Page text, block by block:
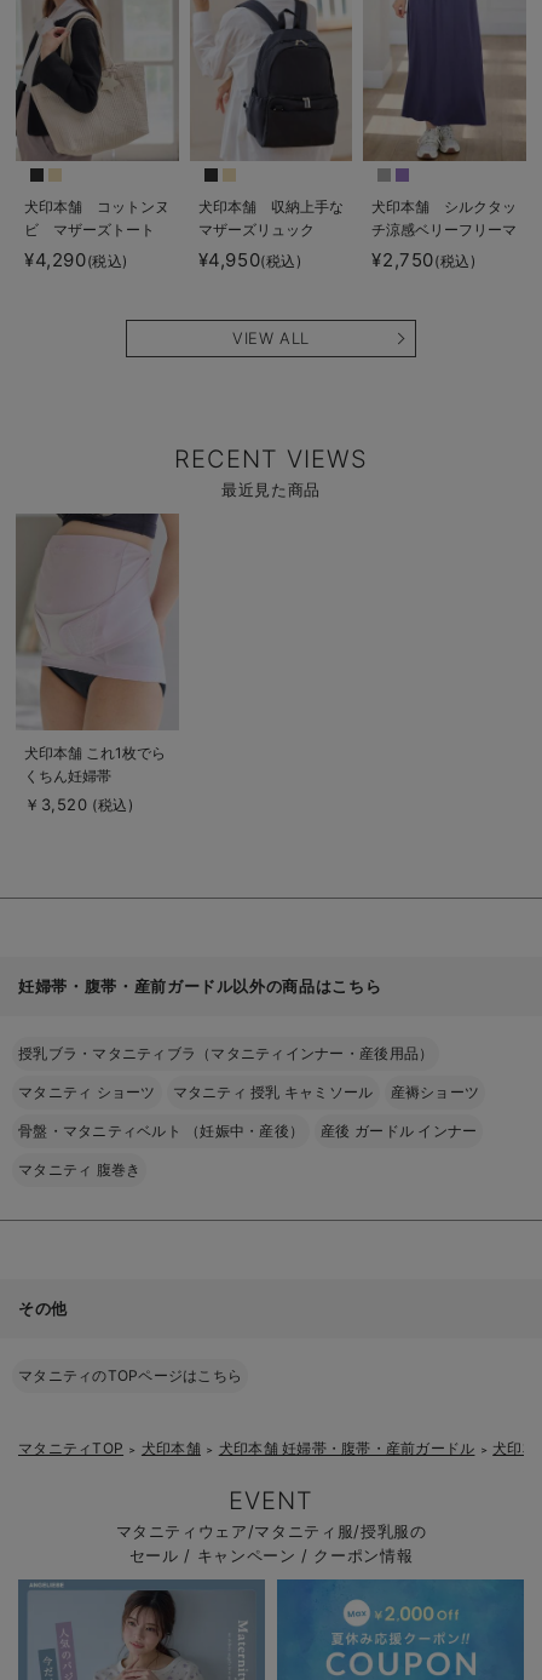
犬印本舗 コットンヌ
ビ マザーズトート
ポーチ付
¥4,290(税込)
犬印本舗 収納上手な
マザーズリュック
¥4,950(税込)
犬印本舗 シルクタッ
チ涼感ベリーフリーマ
キシスカート マタニ
ティ・産後【出産後も
¥2,750(税込)
VIEW ALL
RECENT VIEWS
最近見た商品
商
商
品
詳
を
犬印本舗 これ1枚でら
くちん妊婦帯
￥3,520 (税込)
妊婦帯・腹帯・産前ガードル以外の商品はこちら
授乳ブラ・マタニティブラ（マタニティインナー・産後用品）
マタニティ ショーツ マタニティ 授乳 キャミソール 産褥ショーツ
骨盤・マタニティベルト （妊娠中・産後） 産後 ガードル インナー
マタニティ 腹巻き
その他
マタニティのTOPページはこちら
マタニティTOP ＞ 犬印本舗 ＞ 犬印本舗 妊婦帯・腹帯・産前ガードル ＞ 犬印本
EVENT
マタニティウェア/マタニティ服/授乳服の
セール / キャンペーン / クーポン情報